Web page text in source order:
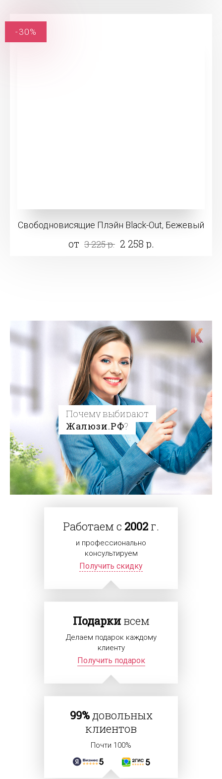
Свободновисящие Плэйн Black-Out, Бежевый
от 3 225 р. 2 258 р.
-30%
Почему выбирают
Жалюзи.РФ?
Работаем с 2002 г.
и профессионально
консультируем
Получить скидку
Подаркивсем
Делаем подарок каждому
клиенту
Получить подарок
99%довольных
клиентов
Почти 100%